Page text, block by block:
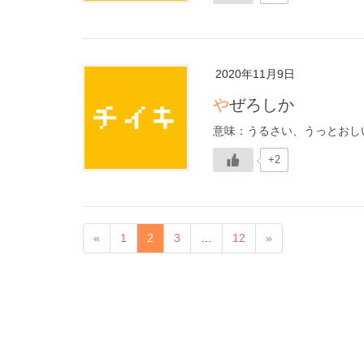
2020年11月9日
やぜろしか
意味：うるさい、うっとおし
+2
« 1 2 3 12 »